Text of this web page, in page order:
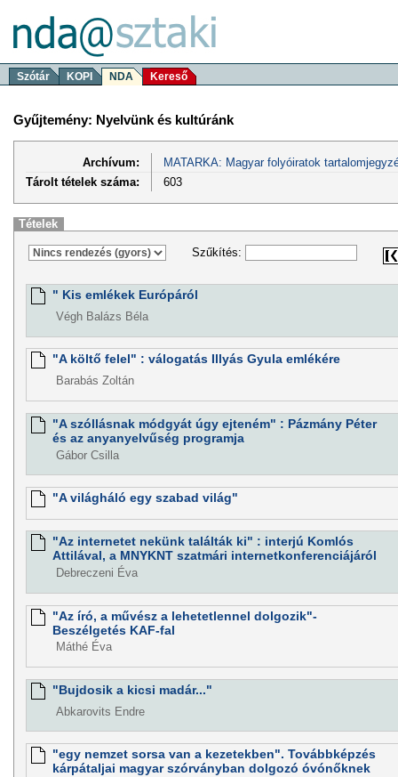
Szótár KOPI NDA Kereső
Gyűjtemény: Nyelvünk és kultúránk
Archívum:
MATARKA: Magyar folyóiratok
Tárolt tételek száma:
603
Tételek
Szűkítés:
" Kis emlékek Európáról
Végh Balázs Béla
"A költő felel" : válogatás Illyás Gyula emlékére
Barabás Zoltán
"A szóllásnak módgyát úgy ejteném" : Pázmány Péter
és az anyanyelvűség programja
Gábor Csilla
"A világháló egy szabad világ"
"Az internetet nekünk találták ki" : interjú Komlós
Attilával, a MNYKNT szatmári internetkonferenciájáról
Debreczeni Éva
"Az író, a művész a lehetetlennel dolgozik"-
Beszélgetés KAF-fal
Máthé Éva
"Bujdosik a kicsi madár..."
Abkarovits Endre
"egy nemzet sorsa van a kezetekben". Továbbképzés
kárpátaljai magyar szórványban dolgozó óvónőknek